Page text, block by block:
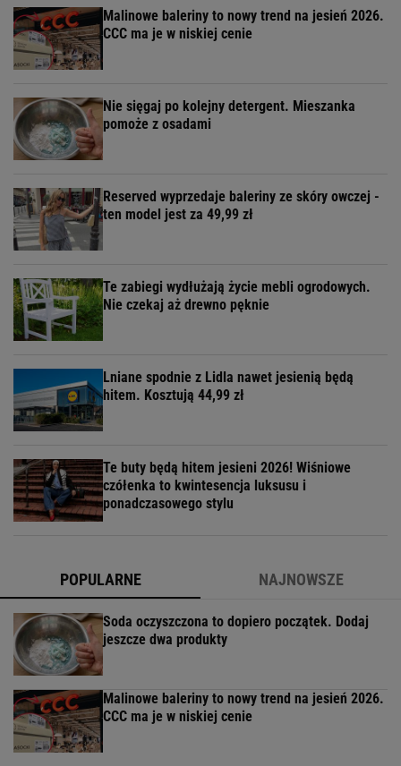
Malinowe baleriny to nowy trend na jesień 2026.
CCC ma je w niskiej cenie
Nie sięgaj po kolejny detergent. Mieszanka
pomoże z osadami
Reserved wyprzedaje baleriny ze skóry owczej -
ten model jest za 49,99 zł
Te zabiegi wydłużają życie mebli ogrodowych.
Nie czekaj aż drewno pęknie
Lniane spodnie z Lidla nawet jesienią będą
hitem. Kosztują 44,99 zł
Te buty będą hitem jesieni 2026! Wiśniowe
czółenka to kwintesencja luksusu i
ponadczasowego stylu
POPULARNE NAJNOWSZE
Soda oczyszczona to dopiero początek. Dodaj
jeszcze dwa produkty
Malinowe baleriny to nowy trend na jesień 2026.
CCC ma je w niskiej cenie